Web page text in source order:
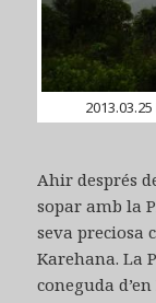
Ahir després
sopar amb la
seva preciosa
Karehana. La
coneguda